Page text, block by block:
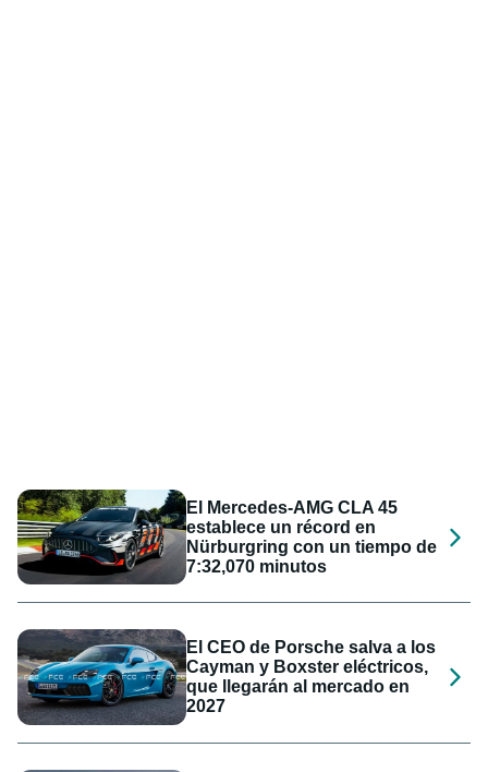
El Mercedes-AMG CLA 45
establece un récord en
Nürburgring con un tiempo de
7:32,070 minutos
El CEO de Porsche salva a los
Cayman y Boxster eléctricos,
que llegarán al mercado en
2027